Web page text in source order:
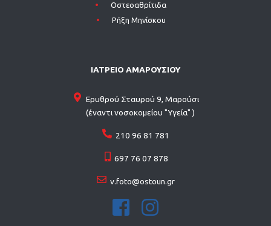
Οστεοαθρίτιδα
Ρήξη Μηνίσκου
ΙΑΤΡΕΙΟ ΑΜΑΡΟΥΣΙΟΥ
Ερυθρού Σταυρού 9, Μαρούσι
(έναντι νοσοκομείου "Υγεία" )
210 96 81 781
697 76 07 878
v.foto@ostoun.gr